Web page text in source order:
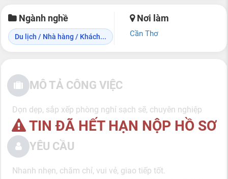
Ngành nghề
Du lịch / Nhà hàng / Khách...
Nơi làm
Cần Thơ
TIN ĐÃ HẾT HẠN NỘP HỒ SƠ
MÔ TẢ CÔNG VIỆC
Dọn dẹp, sắp xếp phòng nghỉ sạch sẽ, chuyên nghiệp
YÊU CẦU
Nhanh nhẹn, chăm chỉ, vui vẻ, giao tiếp tốt.